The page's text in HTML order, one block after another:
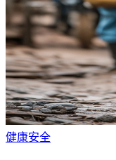
健康安全